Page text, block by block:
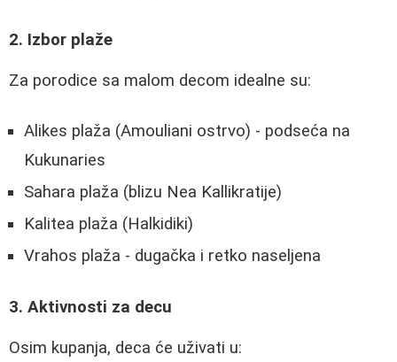
2. Izbor plaže
Za porodice sa malom decom idealne su:
Alikes plaža (Amouliani ostrvo) - podseća na
Kukunaries
Sahara plaža (blizu Nea Kallikratije)
Kalitea plaža (Halkidiki)
Vrahos plaža - dugačka i retko naseljena
3. Aktivnosti za decu
Osim kupanja, deca će uživati u: